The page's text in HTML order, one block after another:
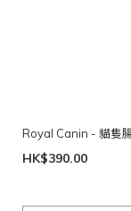
Royal Canin - 貓隻
HK$390.00